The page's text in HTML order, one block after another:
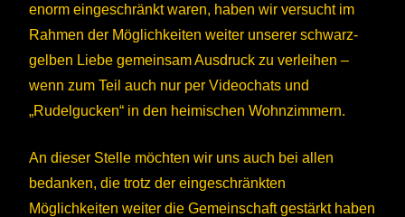
enorm eingeschränkt waren, haben wir versucht im
Rahmen der Möglichkeiten weiter unserer schwarz-
gelben Liebe gemeinsam Ausdruck zu verleihen –
wenn zum Teil auch nur per Videochats und
„Rudelgucken“ in den heimischen Wohnzimmern.
An dieser Stelle möchten wir uns auch bei allen
bedanken, die trotz der eingeschränkten
Möglichkeiten weiter die Gemeinschaft gestärkt haben